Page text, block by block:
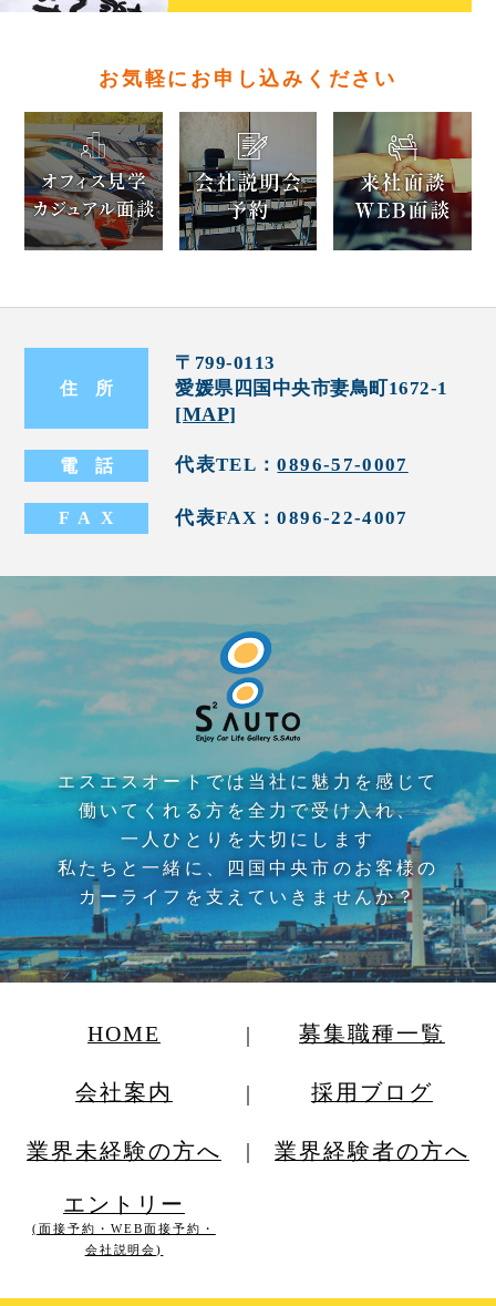
お気軽にお申し込みください
住 所
〒799-0113
愛媛県四国中央市妻鳥町1672-1
[MAP]
電話 代表TEL：0896-57-0007
FA X 代表FAX：0896-22-4007
エスエスオートでは当社に魅力を感じて
働いてくれる方を全力で受け入れ、
一人ひとりを大切にします
私たちと一緒に、四国中央市のお客様の
カーライフを支えていきませんか？
HOME 募集職種一覧
エントリー
(面接予約・WEB面接予約・
会社説明会)
採用ブログ
会社案内
業界未経験の方へ 業界経験者の方へ